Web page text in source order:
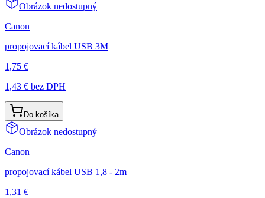
Obrázok nedostupný
Canon
propojovací kábel USB 3M
1,75 €
1,43 € bez DPH
Do košíka
Obrázok nedostupný
Canon
propojovací kábel USB 1,8 - 2m
1,31 €